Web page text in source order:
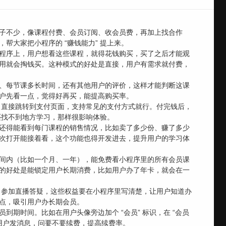
不少，像课程付费、会员订阅、收会员费，再加上找合作
大家把小程序的 “赚钱能力” 提上来。
序上，用户想看这些课程，就得花钱购买，买了之后才能观
会掏钱买。这种模式的好处是直接，用户有需求就付费，
每节课多长时间，还有其他用户的评价，这样才能判断这课
看一点，觉得好再买，能提高购买率。
接跳转到支付页面，支持常见的支付方式就行。付完钱后，
不到地方学习，那样很影响体验。
得能看到每门课程的销售情况，比如卖了多少份、赚了多少
打开能接着看，这个功能也得开发进去，提升用户的学习体
内（比如一个月、一年），能免费看小程序里的所有会员课
好处是能锁定用户长期消费，比如用户办了年卡，就会在一
加直播答疑，这些权益要在小程序里写清楚，让用户知道办
吸引用户办长期会员。
期时间。比如在用户头像旁边加个 “会员” 标识，在 “会员
发消息，问要不要续费，提高续费率。